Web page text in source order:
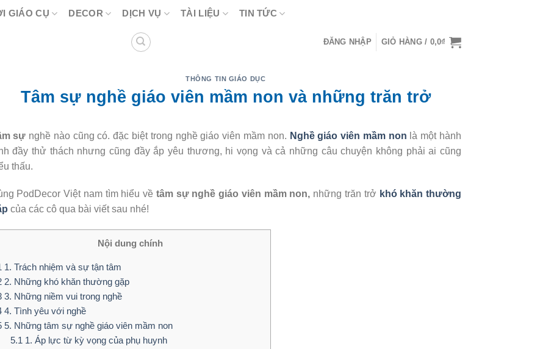
GIÁO CỤ DECOR DỊCH VỤ TÀI LIỆU TIN TỨC
ĐĂNG NHẬP GIỎ HÀNG / 0,0₫
THÔNG TIN GIÁO DỤC
Tâm sự nghề giáo viên mầm non và những trăn trở
sự nghề nào cũng có. đặc biệt trong nghề giáo viên mầm non. Nghề giáo viên mầm non là một hành
đầy thử thách nhưng cũng đầy ắp yêu thương, hi vọng và cả những câu chuyện không phải ai cũng
thấu.
PodDecor Việt nam tìm hiểu về tâm sự nghề giáo viên mầm non, những trăn trở khó khăn thường
của các cô qua bài viết sau nhé!
Nội dung chính
1. Trách nhiệm và sự tận tâm
2. Những khó khăn thường gặp
3. Những niềm vui trong nghề
4. Tình yêu với nghề
5. Những tâm sự nghề giáo viên mầm non
5.1 1. Áp lực từ kỳ vọng của phụ huynh